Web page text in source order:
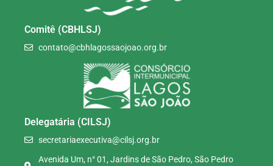
Comitê (CBHLSJ)
contato@cbhlagossaojoao.org.br
Delegatária (CILSJ)
secretariaexecutiva@cilsj.org.br
Avenida Um, n° 01, Jardins de São Pedro, São Pedro